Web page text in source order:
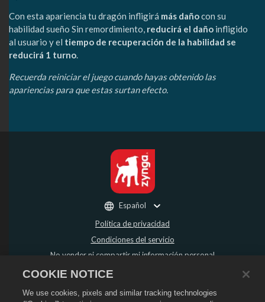
Con esta apariencia tu dragón infligirá más dañocon su
habilidad sueño Sin remordimiento, reducirá el daño infligido
al usuario y el tiempo de recuperación de la habilidad se
reducirá 1 turno
Recuerda reiniciar el juego cuando hayas obtenido las
apariencias para que estas surtan efecto.
Política de privacidad
Condiciones del servicio
No vender ni compartir mi información personal
Política de reembolso
Español
COOKIE NOTICE
We use cookies, pixels and similar tracking technologies